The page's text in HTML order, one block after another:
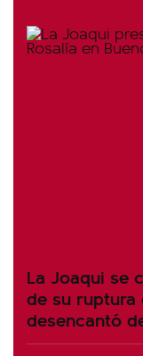
La Joaqui se
de su ruptura
desencantó